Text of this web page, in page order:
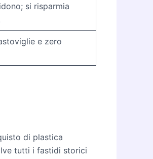
si risparmia
e zero
di plastica
tutti i fastidi storici